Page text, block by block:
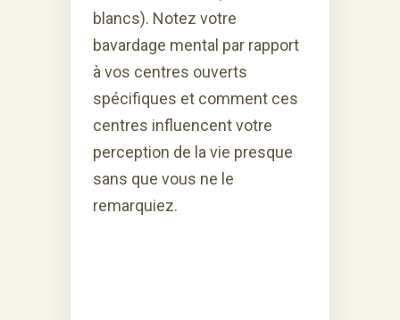
blancs). Notez votre
bavardage mental par rapport
à vos centres ouverts
spécifiques et comment ces
centres influencent votre
perception de la vie presque
sans que vous ne le
remarquiez.